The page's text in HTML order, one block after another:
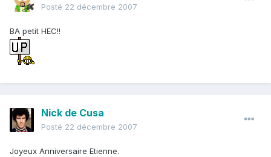
Posté 22 décembre 2007
BA petit HEC!!
Nick de Cusa
Posté 22 décembre 2007
Joyeux Anniversaire Etienne.